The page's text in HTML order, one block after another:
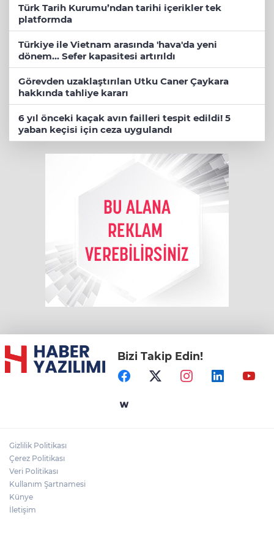
Türk Tarih Kurumu’ndan tarihi içerikler tek
platformda
Türkiye ile Vietnam arasında 'hava'da yeni
dönem... Sefer kapasitesi artırıldı
Görevden uzaklaştırılan Utku Caner Çaykara
hakkında tahliye kararı
6 yıl önceki kaçak avın failleri tespit edildi! 5
yaban keçisi için ceza uygulandı
Bizi Takip Edin!
Gizlilik Politikası
Çerez Politikası
Veri Politikası
Kullanım Şartnamesi
Künye
İletişim